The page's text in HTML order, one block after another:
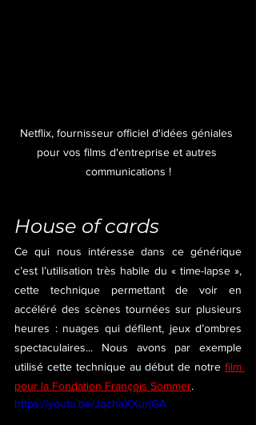
Netflix, fournisseur officiel d'idées géniales
pour vos films d'entreprise et autres
communications !
House of cards
Ce qui nous intéresse dans ce générique
c’est l’utilisation très habile du « time-lapse »,
cette technique permettant de voir en
accéléré des scènes tournées sur plusieurs
heures : nuages qui défilent, jeux d’ombres
spectaculaires... Nous avons par exemple
utilisé cette technique au début de notre film
pour la Fondation François Sommer.
https://youtu.be/JqchaXXunGA